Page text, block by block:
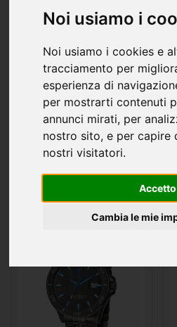
Noi usiamo i
Noi usiamo i cookies e
tracciamento per
esperienza di
per mostrarti contenuti
annunci mirati, per
nostro sito, e per capire
nostri visitatori.
Accetto
Cambia le mie
OROLOGIO
CRONOGRAFO DA
UOMO MASERATI